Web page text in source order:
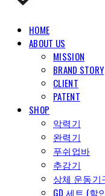
HOME
ABOUT US
MISSION
BRAND STORY
CLIENT
PATENT
SHOP
악력기
완력기
푸쉬업바
추감기
상체 운동기
GD 세트 (할